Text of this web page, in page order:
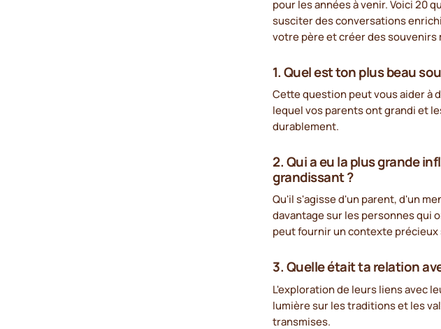
pour les années à venir. Voici 20
susciter des conversations
votre père et créer des souvenirs
1. Quel est ton plus beau
Cette question peut vous aider à
lequel vos parents ont grandi et
durablement.
2. Qui a eu la plus grande
grandissant ?
Qu'il s'agisse d'un parent, d'un
davantage sur les personnes qui
peut fournir un contexte précieux
3. Quelle était ta relation
L'exploration de leurs liens avec
lumière sur les traditions et les
transmises.